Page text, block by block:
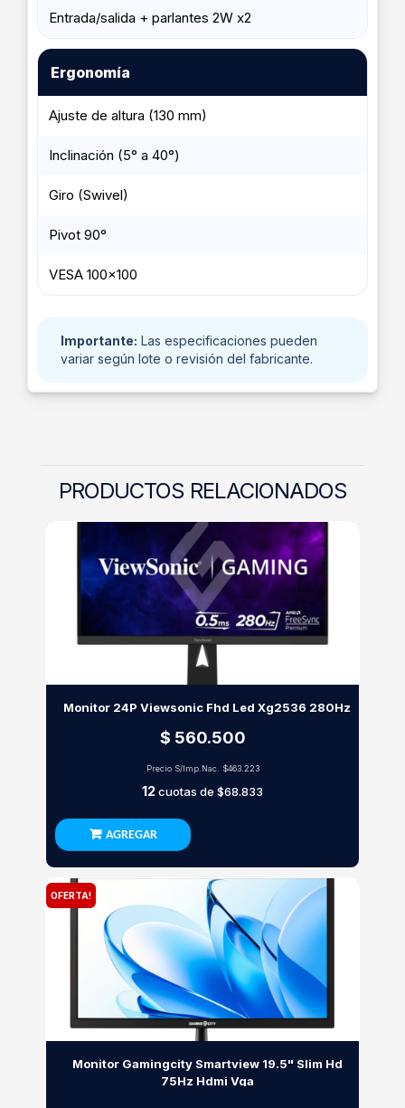
Entrada/salida + parlantes 2W x2
Ergonomía
Ajuste de altura (130 mm)
Inclinación (5° a 40°)
Giro (Swivel)
Pivot 90°
VESA 100x100
Importante: Las especificaciones pueden
variar según lote o revisión del fabricante.
PRODUCTOS RELACIONADOS
Monitor 24P Viewsonic Fhd Led Xg2536 280Hz
$ 560.500
Precio S/Imp.Nac. $463.223
12cuotas de $68.833
AGREGAR
OFERTA!
Monitor Gamingcity Smartview 19.5" Slim Hd
75Hz Hdmi Vga